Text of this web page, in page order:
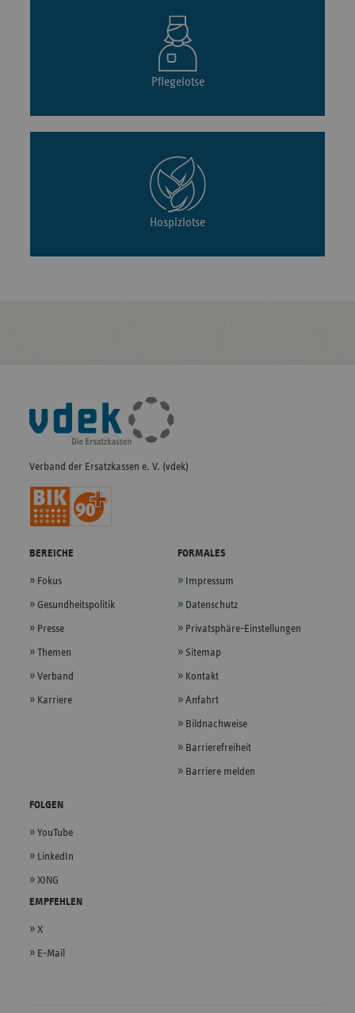
Pflegelotse
Hospizlotse
Fußleisten-
Navigation
Verband der Ersatzkassen e. V. (vdek)
BEREICHE
Fokus
Gesundheitspolitik
Presse
Themen
Verband
Karriere
FORMALES
Impressum
Datenschutz
Privatsphäre-Einstellungen
Sitemap
Kontakt
Anfahrt
Bildnachweise
Barrierefreiheit
Barriere melden
FOLGEN
YouTube
LinkedIn
XING
EMPFEHLEN
X
E-Mail